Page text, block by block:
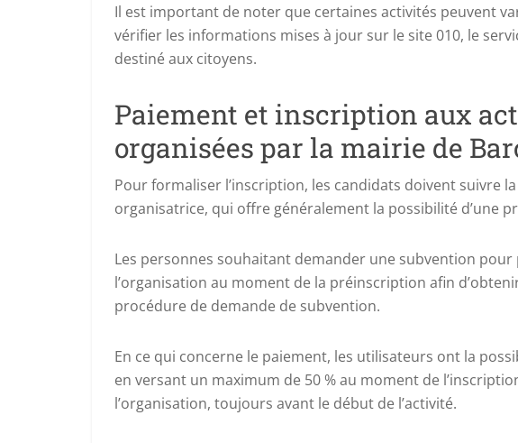
Il est important de noter que certaines activités peuvent
vérifier les informations mises à jour sur le site 010, le
destiné aux citoyens.
Paiement et inscription aux
organisées par la mairie de
Pour formaliser l’inscription, les candidats doivent suivre
organisatrice, qui offre généralement la possibilité d’une
Les personnes souhaitant demander une subvention
l’organisation au moment de la préinscription afin
procédure de demande de subvention.
En ce qui concerne le paiement, les utilisateurs ont la
en versant un maximum de 50 % au moment de
l’organisation, toujours avant le début de l’activité.